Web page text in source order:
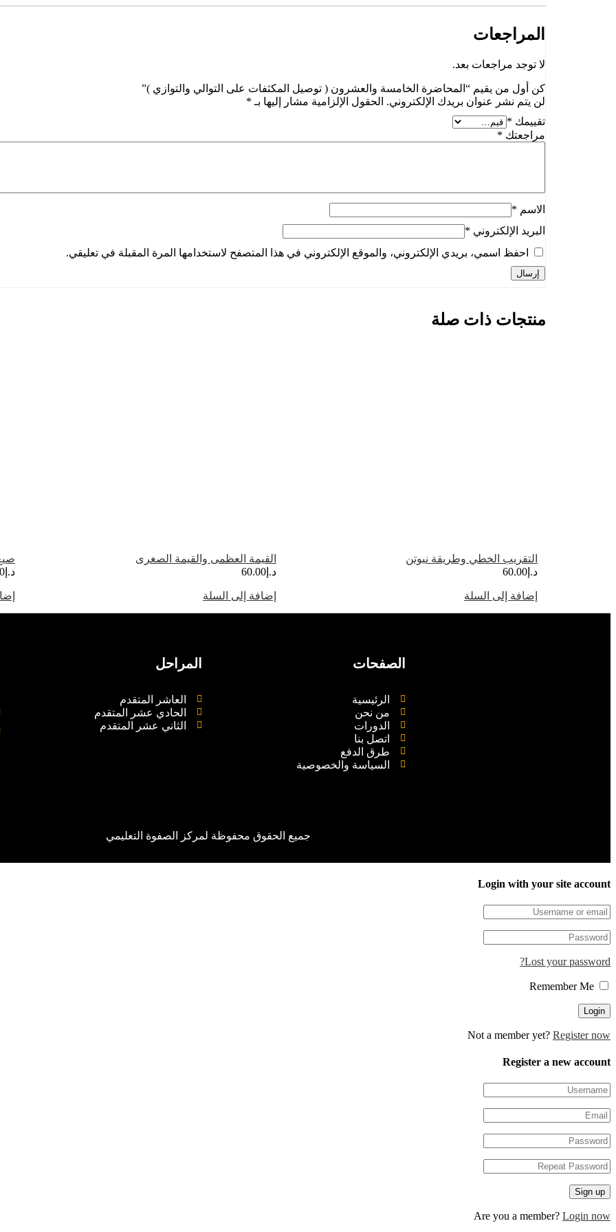
المراجعات
لا توجد مراجعات بعد.
كن أول من يقيم “المحاضرة الخامسة والعشرون ( توصيل المكثفات على التوالي والتوازي )”
لن يتم نشر عنوان بريدك الإلكتروني. الحقول الإلزامية مشار إليها بـ *
تقييمك *
مراجعتك *
الاسم *
البريد الإلكتروني *
احفظ اسمي، بريدي الإلكتروني، والموقع الإلكتروني في هذا المتصفح لاستخدامها المرة المقبلة في تعليقي.
منتجات ذات صلة
التقريب الخطي وطريقة نيوتن
د.إ 60.00
إضافة إلى السلة
القيمة العظمى والقيمة الصغرى
د.إ 60.00
إضافة إلى السلة
د.إ
الصفحات
الرئيسية
من نحن
الدورات
اتصل بنا
طرق الدفع
السياسة والخصوصية
المراحل
العاشر المتقدم
الحادي عشر المتقدم
الثاني عشر المتقدم
جميع الحقوق محفوظة لمركز الصفوة التعليمي
Login with your site account
Lost your password?
Not a member yet? Register now
Register a new account
Are you a member? Login now